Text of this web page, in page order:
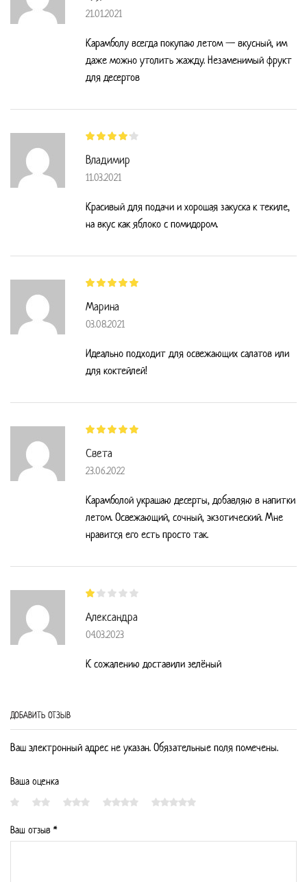
21.01.2021
Карамболу всегда покупаю летом — вкусный, им
даже можно утолить жажду. Незаменимый фрукт
для десертов
Владимир
11.03.2021
Красивый для подачи и хорошая закуска к текиле,
на вкус как яблоко с помидором.
Марина
03.08.2021
Идеально подходит для освежающих салатов или
для коктейлей!
Света
23.06.2022
Карамболой украшаю десерты, добавляю в напитки
летом. Освежающий, сочный, экзотический. Мне
нравится его есть просто так.
Александра
04.03.2023
К сожалению доставили зелёный
ДОБАВИТЬ ОТЗЫВ
Ваш электронный адрес не указан. Обязательные поля помечены.
Ваша оценка
Ваш отзыв *